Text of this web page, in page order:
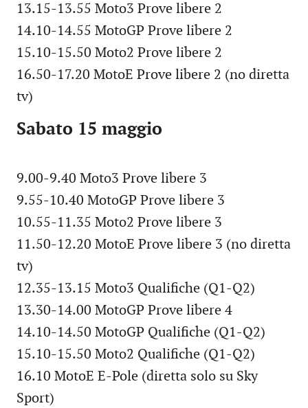
13.15-13.55 Moto3 Prove libere 2
14.10-14.55 MotoGP Prove libere 2
15.10-15.50 Moto2 Prove libere 2
16.50-17.20 MotoE Prove libere 2 (no diretta
tv)
Sabato 15 maggio
9.00-9.40 Moto3 Prove libere 3
9.55-10.40 MotoGP Prove libere 3
10.55-11.35 Moto2 Prove libere 3
11.50-12.20 MotoE Prove libere 3 (no diretta
tv)
12.35-13.15 Moto3 Qualifiche (Q1-Q2)
13.30-14.00 MotoGP Prove libere 4
14.10-14.50 MotoGP Qualifiche (Q1-Q2)
15.10-15.50 Moto2 Qualifiche (Q1-Q2)
16.10 MotoE E-Pole (diretta solo su Sky
Sport)